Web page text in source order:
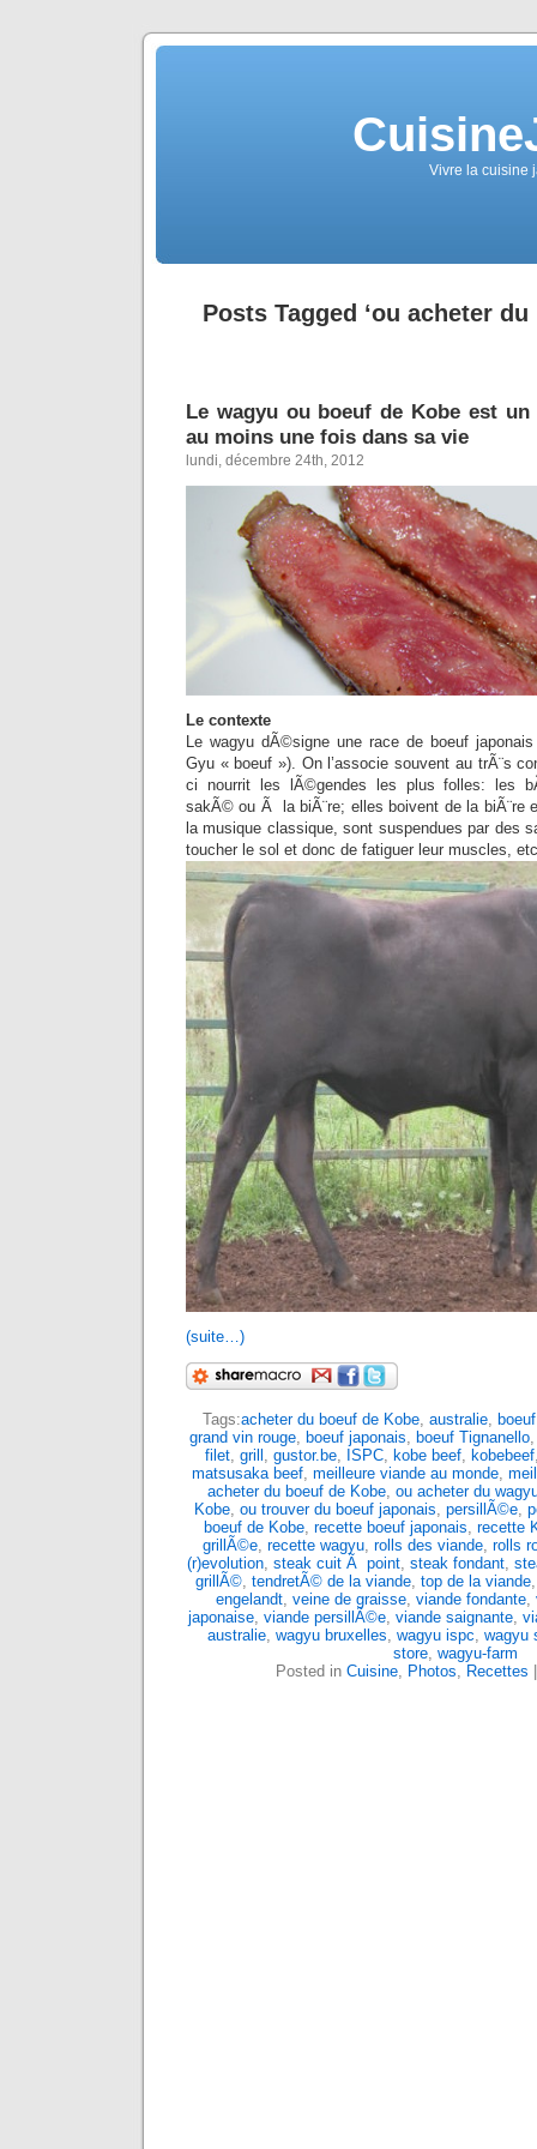
Vivre la cuisine
Posts Tagged ‘ou acheter du
Le wagyu ou boeuf de Kobe est
au moins une fois dans sa vie
lundi, décembre 24th, 2012
Le contexte
Le wagyu dÃ©signe une race de boeuf
Gyu « boeuf »). On l’associe souvent au trÃ¨s
ci nourrit les lÃ©gendes les plus folles: les
sakÃ© ou Ã la biÃ¨re; elles boivent de la biÃ¨re
la musique classique, sont suspendues par des
toucher le sol et donc de fatiguer leur muscles, etc
(suite…)
Tags:acheter du boeuf de Kobe, australie, boeuf
grand vin rouge, boeuf japonais, boeuf Tignanello
filet, grill , gustor.be, ISPC, kobe beef, kobebeef
matsusaka beef, meilleure viande au monde,
acheter du boeuf de Kobe, ou acheter du
Kobe, ou trouver du boeuf japonais, persillÃ©e,
boeuf de Kobe, recette boeuf japonais, recette
grillÃ©e, recette wagyu, rolls des viande, rolls
(r)evolution, steak cuit Ã point, steak fondant,
grillÃ©, tendretÃ© de la viande, top de la viande
engelandt, veine de graisse, viande fondante,
japonaise, viande persillÃ©e, viande saignante,
australie, wagyu bruxelles, wagyu ispc, wagyu
store, wagyu-farm
Posted in Cuisine, Photos, Recettes